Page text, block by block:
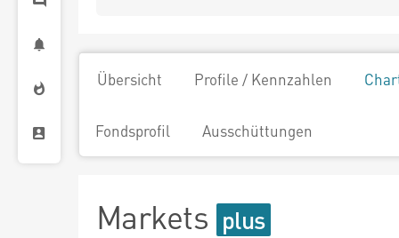
Übersicht Profile / Kennzahlen
Fondsprofil Ausschüttungen
Markets